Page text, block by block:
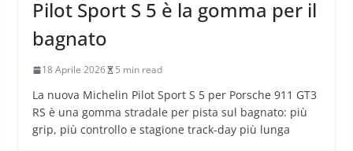
Pilot Sport S 5 è la gomma per il
bagnato
18 Aprile 2026 5 min read
La nuova Michelin Pilot Sport S 5 per Porsche 911 GT3
RS è una gomma stradale per pista sul bagnato: più
grip, più controllo e stagione track-day più lunga